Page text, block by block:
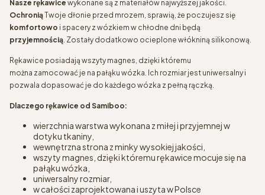
Nasze rękawice wykonane są z materiałów najwyższej jakości.
OchroniąTwoje dłonie przed mrozem, sprawią, że poczujesz się
komfortowo i spacery z wózkiem w chłodne dni będą
przyjemnością . Zostały dodatkowo ocieplone włókniną silikonową.
Rękawice posiadają wszyty magnes, dzięki któremu
można zamocować je na pałąku wózka. Ich rozmiar jest uniwersalny i
pozwala dopasować je do każdego wózka z pełną rączką.
Dlaczego rękawice od Samiboo:
wierzchnia warstwa wykonana z miłej i przyjemnej w
dotyku tkaniny,
wewnętrzna strona z minky wysokiej jakości,
wszyty magnes, dzięki któremu rękawice mocuje się na
pałąku wózka,
uniwersalny rozmiar,
w całości zaprojektowana i uszyta w Polsce